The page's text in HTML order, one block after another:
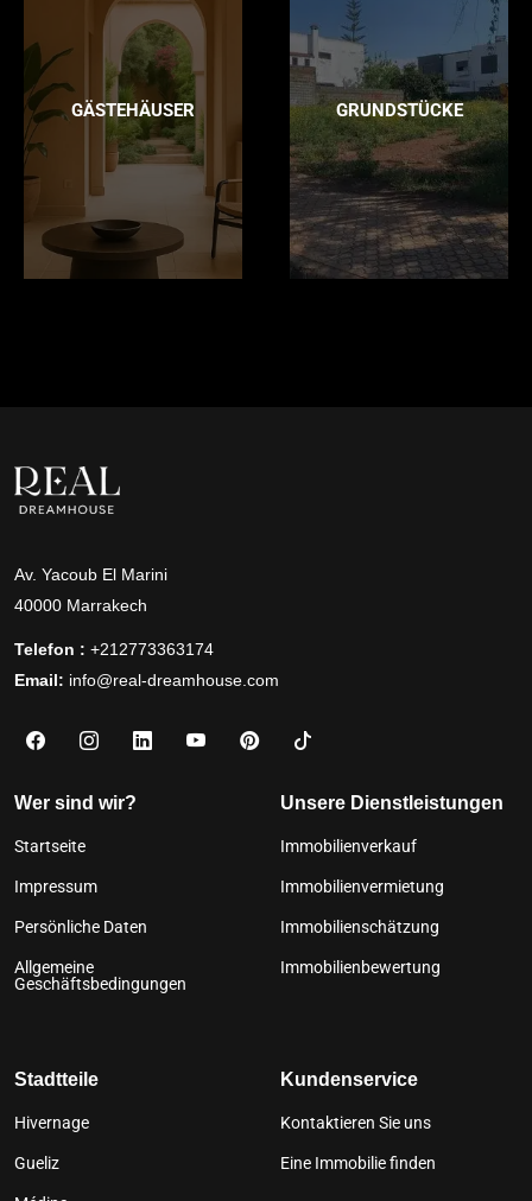
GÄSTEHÄUSER GRUNDSTÜCKE
Av. Yacoub El Marini
40000 Marrakech
Telefon : +212773363174
Email: info@real-dreamhouse.com
Wer sind wir?
Startseite
Impressum
Persönliche Daten
Allgemeine
Geschäftsbedingungen
Unsere Dienstleistungen
Immobilienverkauf
Immobilienvermietung
Immobilienschätzung
Immobilienbewertung
Stadtteile
Hivernage
Gueliz
Kundenservice
Kontaktieren Sie uns
Eine Immobilie finden